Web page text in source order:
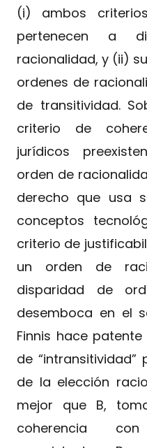
(i) ambos
pertenecen a
racionalidad, y (ii)
ordenes de
de transitividad.
criterio de
jurídicos
orden de
derecho que usa
conceptos
criterio de
un orden de
disparidad de
desemboca en el
Finnis hace
de
de la elección
mejor que B,
coherencia